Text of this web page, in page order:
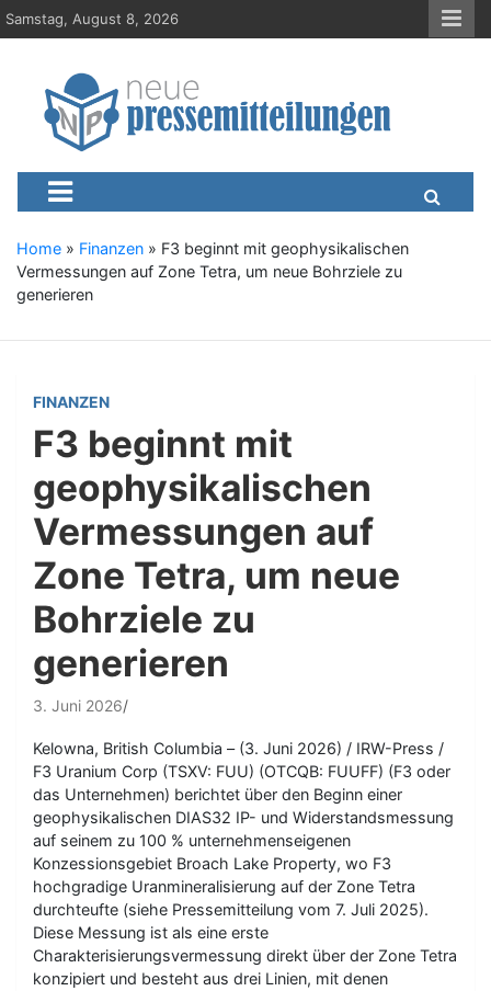
S
k
Samstag, August 8, 2026
Neue-
Presseportal, Nachrichten, News, Meldungen, Wirtschaft
Home » Finanzen » F3 beginnt mit geophysikalischen
Vermessungen auf Zone Tetra, um neue Bohrziele zu
generieren
FINANZEN
F3 beginnt mit
geophysikalischen
Vermessungen auf
Zone Tetra, um neue
Bohrziele zu
generieren
3. Juni 2026
Kelowna, British Columbia – (3. Juni 2026) / IRW-Press /
F3 Uranium Corp (TSXV: FUU) (OTCQB: FUUFF) (F3 oder
das Unternehmen) berichtet über den Beginn einer
geophysikalischen DIAS32 IP- und Widerstandsmessung
auf seinem zu 100 % unternehmenseigenen
Konzessionsgebiet Broach Lake Property, wo F3
hochgradige Uranmineralisierung auf der Zone Tetra
durchteufte (siehe Pressemitteilung vom 7. Juli 2025).
Diese Messung ist als eine erste
Charakterisierungsvermessung direkt über der Zone Tetra
konzipiert und besteht aus drei Linien, mit denen